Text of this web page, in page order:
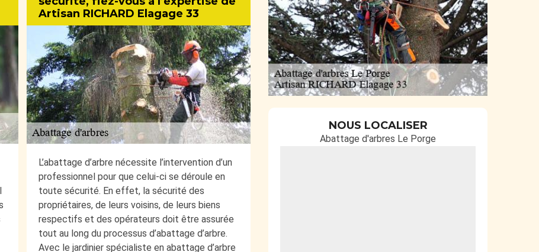
Artisan RICHARD Elagage 33
L’abattage d’arbre nécessite l’intervention d’un
professionnel pour que celui-ci se déroule en
toute sécurité. En effet, la sécurité des
propriétaires, de leurs voisins, de leurs biens
respectifs et des opérateurs doit être assurée
tout au long du processus d’abattage d’arbre.
Avec le jardinier spécialiste en abattage d’arbre
NOUS LOCALISER
Abattage d'arbres Le Porge